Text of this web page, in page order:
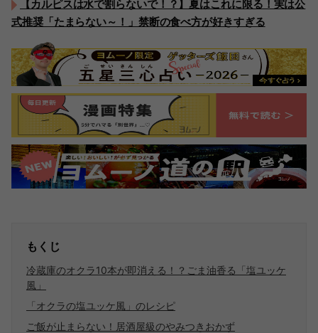
【カルピスは水で割らないで！？】夏はこれに限る！実は公
式推奨「たまらない～！」禁断の食べ方が好きすぎる
もくじ
冷蔵庫のオクラ10本が即消える！？ごま油香る「塩ユッケ
風」
「オクラの塩ユッケ風」のレシピ
ご飯が止まらない！居酒屋級のやみつきおかず